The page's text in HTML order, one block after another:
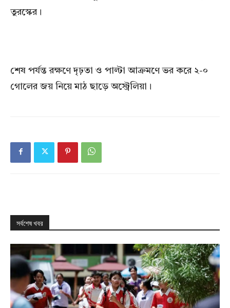
তুরস্কের।
শেষ পর্যন্ত রক্ষণে দৃঢ়তা ও পাল্টা আক্রমণে ভর করে ২-০
গোলের জয় নিয়ে মাঠ ছাড়ে অস্ট্রেলিয়া।
সর্বশেষ খবর